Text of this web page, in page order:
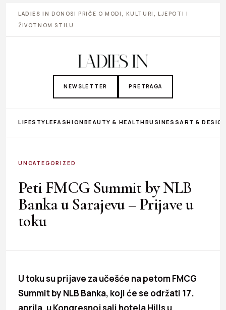
LADIES IN DONOSI PRIČE O MODI, KULTURI, LJEPOTI I
ŽIVOTNOM STILU
NEWSLETTER PRETRAGA
LIFESTYLEFASHIONBEAUTY & HEALTHBUSINESS ART &
UNCATEGORIZED
Peti FMCG Summit by NLB
Banka u Sarajevu – Prijave u
toku
U toku su prijave za učešće na petom FMCG
Summit by NLB Banka, koji će se održati 17.
aprila, u Kongresnoj sali hotela Hills u